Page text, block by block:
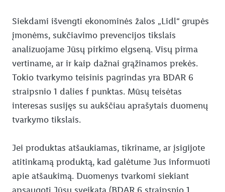
Siekdami išvengti ekonominės žalos „Lidl“ grupės
įmonėms, sukčiavimo prevencijos tikslais
analizuojame Jūsų pirkimo elgseną. Visų pirma
vertiname, ar ir kaip dažnai grąžinamos prekės.
Tokio tvarkymo teisinis pagrindas yra BDAR 6
straipsnio 1 dalies f punktas. Mūsų teisėtas
interesas susijęs su aukščiau aprašytais duomenų
tvarkymo tikslais.
Jei produktas atšaukiamas, tikriname, ar įsigijote
atitinkamą produktą, kad galėtume Jus informuoti
apie atšaukimą. Duomenys tvarkomi siekiant